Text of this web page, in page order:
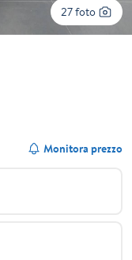
27 foto
Monitora prezzo